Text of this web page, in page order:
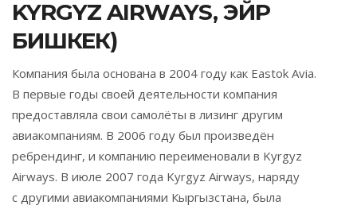
KYRGYZ AIRWAYS, ЭЙР
БИШКЕК)
Компания была основана в 2004 году как Eastok Avia.
В первые годы своей деятельности компания
предоставляла свои самолёты в лизинг другим
авиакомпаниям. В 2006 году был произведён
ребрендинг, и компанию переименовали в Kyrgyz
Airways. В июле 2007 года Kyrgyz Airways, наряду
с другими авиакомпаниями Кыргызстана, была